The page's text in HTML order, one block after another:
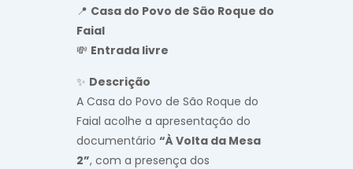
📍 Casa do Povo de São Roque do
Faial
💸 Entrada livre
✨ Descrição
A Casa do Povo de São Roque do
Faial acolhe a apresentação do
documentário “À Volta da Mesa
2”, com a presença dos